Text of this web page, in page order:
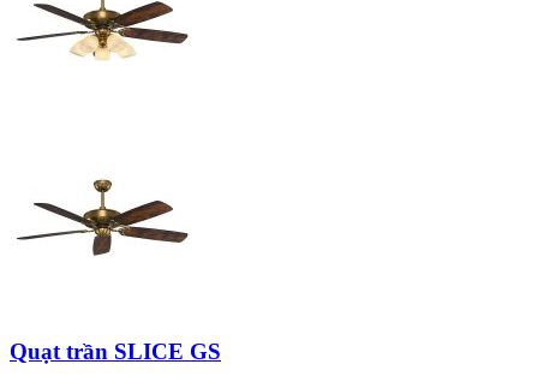
Quạt trần SLICE GS